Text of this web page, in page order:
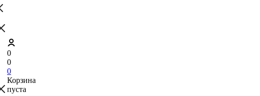
0
0
0
Корзина
пуста